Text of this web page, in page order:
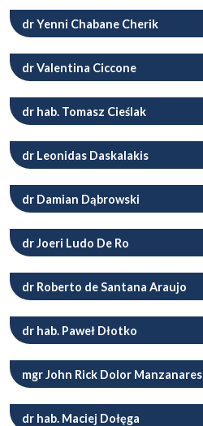
dr Yenni Chabane Cherik
dr Valentina Ciccone
dr hab. Tomasz Cieślak
dr Leonidas Daskalakis
dr Damian Dąbrowski
dr Joeri Ludo De Ro
dr Roberto de Santana Araujo
dr hab. Paweł Dłotko
mgr John Rick Dolor Manzanares
dr hab. Maciej Dołęga